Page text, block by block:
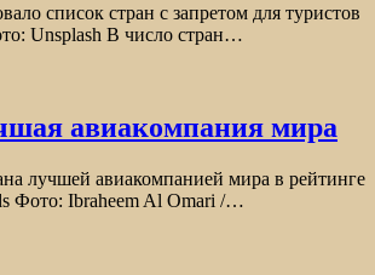
список стран с запретом для туристов
Unsplash В число стран…
авиакомпания мира
лучшей авиакомпанией мира в рейтинге
Фото: Ibraheem Al Omari /…